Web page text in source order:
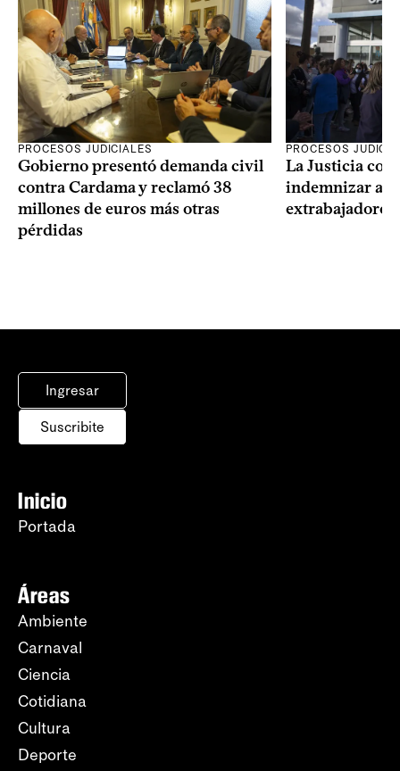
PROCESOS JUDICIALES
Gobierno presentó demanda civil
contra Cardama y reclamó 38
millones de euros más otras
pérdidas
PROCESOS
La Justicia
indemnizar a
extrabajadores
Ingresar
Suscribite
Inicio
Portada
Áreas
Ambiente
Carnaval
Ciencia
Cotidiana
Cultura
Deporte